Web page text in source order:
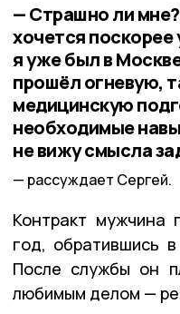
— Страшно ли
хочется поскорее
я уже был в
прошёл огневую,
медицинскую
необходимые
не вижу смысла
рассуждает Сергей.
Контракт мужчина
год, обратившись
После службы он
любимым делом —